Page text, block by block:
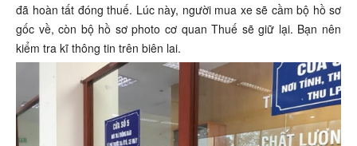
đã hoàn tất đóng thuế. Lúc này, người mua xe sẽ cầm bộ hồ sơ
gốc về, còn bộ hồ sơ photo cơ quan Thuế sẽ giữ lại. Bạn nên
kiểm tra kĩ thông tin trên biên lai.